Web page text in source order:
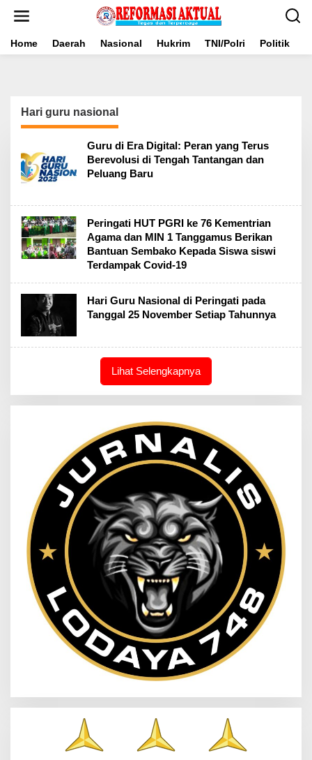
Home Daerah Nasional Hukrim TNI/Polri Politik
Hari guru nasional
Guru di Era Digital: Peran yang Terus
Berevolusi di Tengah Tantangan dan
Peluang Baru
Peringati HUT PGRI ke 76 Kementrian
Agama dan MIN 1 Tanggamus Berikan
Bantuan Sembako Kepada Siswa siswi
Terdampak Covid-19
Hari Guru Nasional di Peringati pada
Tanggal 25 November Setiap Tahunnya
Lihat Selengkapnya